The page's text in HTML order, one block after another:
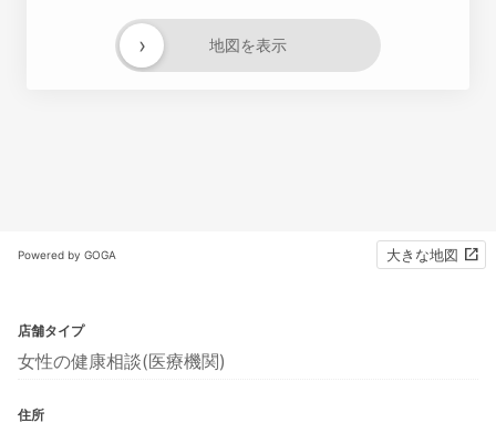
地図を表示
›
Powered by GOGA 大きな地図
店舗タイプ
女性の健康相談(医療機関)
住所